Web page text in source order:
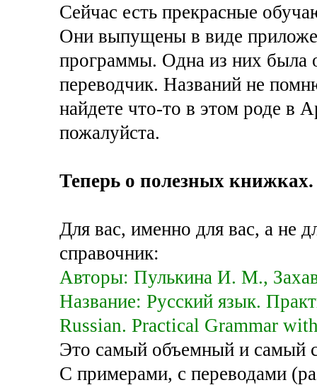
Сейчас есть прекрасные
Они выпущены в виде
программы. Одна из них была
переводчик. Названий не
найдете что-то в этом роде в
пожалуйста.
Теперь о полезных книжках.
Для вас, именно для вас, а не
справочник:
Авторы: Пулькина И. М.,
Название: Русский язык.
Russian. Practical Grammar
Это самый объемный и самый
С примерами, с переводами